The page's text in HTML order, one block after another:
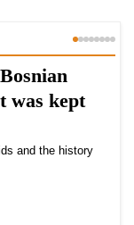
was kept